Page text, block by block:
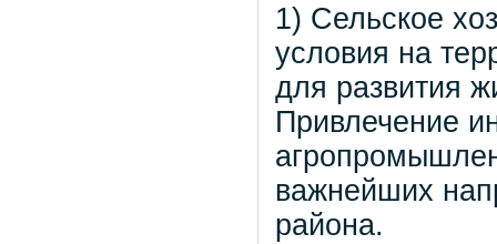
1) Сельское
условия на
для развития
Привлечение
важнейших
района.